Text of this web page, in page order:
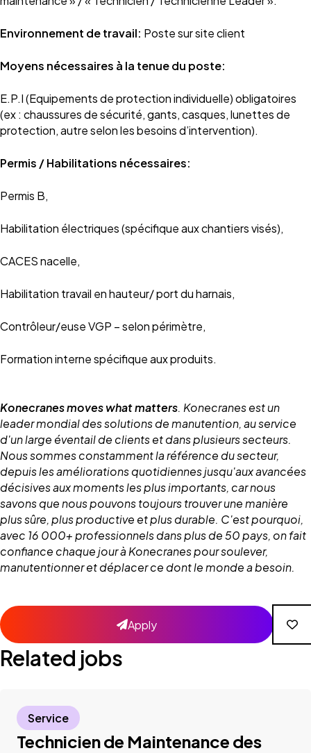
Environnement de travail: Poste sur site client
Moyens nécessaires à la tenue du poste:
E.P.I (Equipements de protection individuelle) obligatoires
(ex : chaussures de sécurité, gants, casques, lunettes de
protection, autre selon les besoins d’intervention).
Permis / Habilitations nécessaires:
Permis B,
Habilitation électriques (spécifique aux chantiers visés),
CACES nacelle,
Habilitation travail en hauteur/ port du harnais,
Contrôleur/euse VGP – selon périmètre,
Formation interne spécifique aux produits.
Konecranes moves what matters. Konecranes est un
leader mondial des solutions de manutention, au service
d'un large éventail de clients et dans plusieurs secteurs.
Nous sommes constamment la référence du secteur,
depuis les améliorations quotidiennes jusqu'aux avancées
décisives aux moments les plus importants, car nous
savons que nous pouvons toujours trouver une manière
plus sûre, plus productive et plus durable. C'est pourquoi,
avec 16 000+ professionnels dans plus de 50 pays, on fait
confiance chaque jour à Konecranes pour soulever,
manutentionner et déplacer ce dont le monde a besoin.
Apply
Related jobs
Technicien de Maintenance des
Service